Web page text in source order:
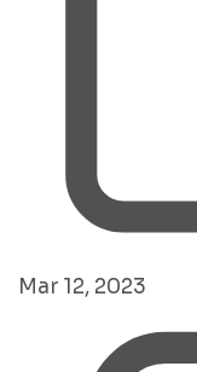
Mar 12, 2023